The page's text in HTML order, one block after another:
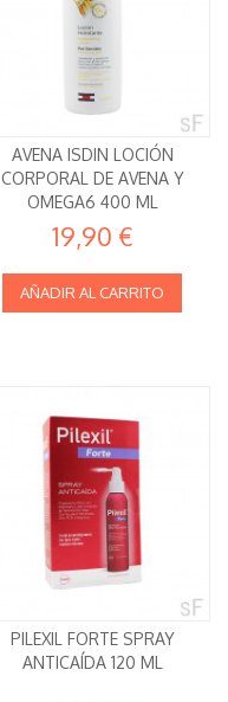
AVENA ISDIN LOCIÓN
CORPORAL DE AVENA Y
OMEGA6 400 ML
19,90 €
AÑADIR AL CARRITO
PILEXIL FORTE SPRAY
ANTICAÍDA 120 ML